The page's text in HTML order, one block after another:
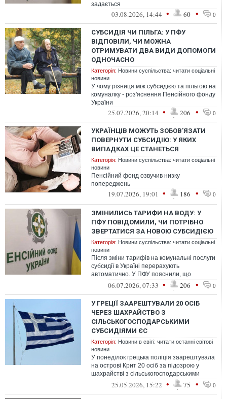
задається
03.08.2026, 14:44 • 60 • 0
СУБСИДІЯ ЧИ ПІЛЬГА: У ПФУ
ВІДПОВІЛИ, ЧИ МОЖНА
ОТРИМУВАТИ ДВА ВИДИ ДОПОМОГИ
ОДНОЧАСНО
Категорія: Новини суспільства: читати соціальні
новини
У чому різниця між субсидією та пільгою на
комуналку - роз'яснення Пенсійного фонду
України
25.07.2026, 20:14 • 206 • 0
УКРАЇНЦІВ МОЖУТЬ ЗОБОВ'ЯЗАТИ
ПОВЕРНУТИ СУБСИДІЮ: У ЯКИХ
ВИПАДКАХ ЦЕ СТАНЕТЬСЯ
Категорія: Новини суспільства: читати соціальні
новини
Пенсійний фонд озвучив низку
попереджень
19.07.2026, 19:01 • 186 • 0
ЗМІНИЛИСЬ ТАРИФИ НА ВОДУ: У
ПФУ ПОВІДОМИЛИ, ЧИ ПОТРІБНО
ЗВЕРТАТИСЯ ЗА НОВОЮ СУБСИДІЄЮ
Категорія: Новини суспільства: читати соціальні
новини
Після зміни тарифів на комунальні послуги
субсидії в Україні перерахують
автоматично. У ПФУ пояснили, що
звертатися громадянам не потрібно
06.07.2026, 07:33 • 206 • 0
У ГРЕЦІЇ ЗААРЕШТУВАЛИ 20 ОСІБ
ЧЕРЕЗ ШАХРАЙСТВО З
СІЛЬСЬКОГОСПОДАРСЬКИМИ
СУБСИДІЯМИ ЄС
Категорія: Новини в світі: читати останні світові
новини
У понеділок грецька поліція заарештувала
на острові Крит 20 осіб за підозрою у
шахрайстві з сільськогосподарськими
субсидіями Європейського Союзу.
25.05.2026, 15:22 • 75 • 0